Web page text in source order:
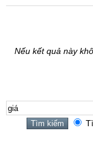
Nếu kết quả này